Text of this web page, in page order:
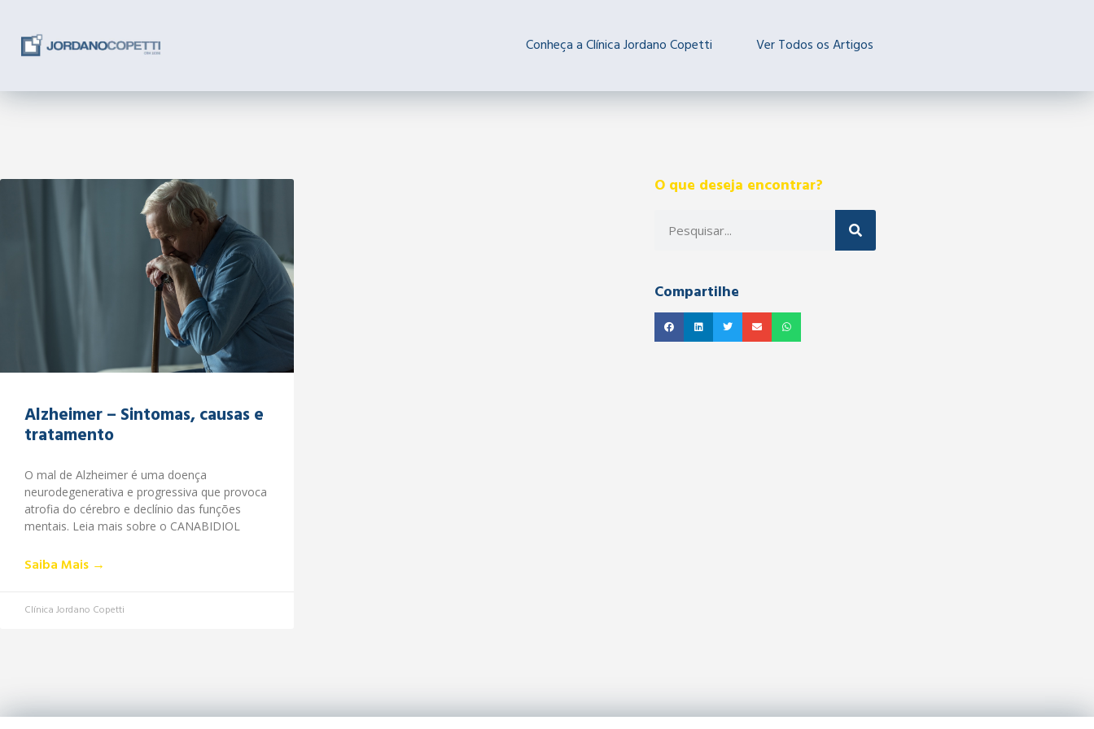
Conheça a Clínica Jordano Copetti Ver Todos os Artigos
Alzheimer – Sintomas, causas e
tratamento
O mal de Alzheimer é uma doença
neurodegenerativa e progressiva que provoca
atrofia do cérebro e declínio das funções
mentais. Leia mais sobre o CANABIDIOL
Saiba Mais →
Clínica Jordano Copetti
O que deseja encontrar?
Compartilhe